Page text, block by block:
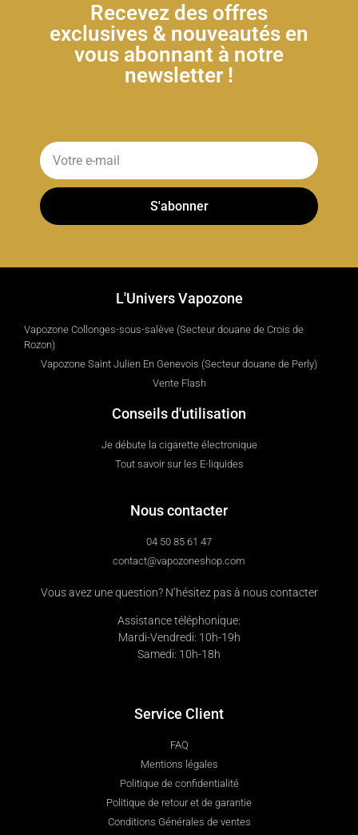
Recevez des offres
exclusives & nouveautés en
vous abonnant à notre
newsletter !
S'abonner
L'Univers Vapozone
Vapozone Collonges-sous-salève (Secteur douane de Crois de
Rozon)
Vapozone Saint Julien En Genevois (Secteur douane de Perly)
Vente Flash
Conseils d'utilisation
Je débute la cigarette électronique
Tout savoir sur les E-liquides
Nous contacter
04 50 85 61 47
contact@vapozoneshop.com
Vous avez une question? N’hésitez pas à nous contacter
Assistance téléphonique:
Mardi-Vendredi: 10h-19h
Samedi: 10h-18h
Service Client
FAQ
Mentions légales
Politique de confidentialité
Politique de retour et de garantie
Conditions Générales de ventes